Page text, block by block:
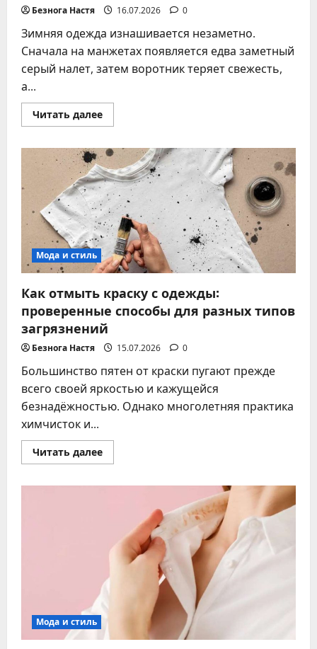
Безнога Настя 16.07.2026 0
Зимняя одежда изнашивается незаметно.
Сначала на манжетах появляется едва заметный
серый налет, затем воротник теряет свежесть,
а...
Читать далееПрочитать
больше
зимней
куртки
в
стиральной
машине:
подробная
инструкция
без
ошибок
Мода и стиль
Как отмыть краску с одежды:
проверенные способы для разных типов
загрязнений
Безнога Настя 15.07.2026 0
Большинство пятен от краски пугают прежде
всего своей яркостью и кажущейся
безнадёжностью. Однако многолетняя практика
химчисток и...
Читать далееПрочитать
больше
одежды:
проверенные
способы
для
разных
загрязнений
Мода и стиль